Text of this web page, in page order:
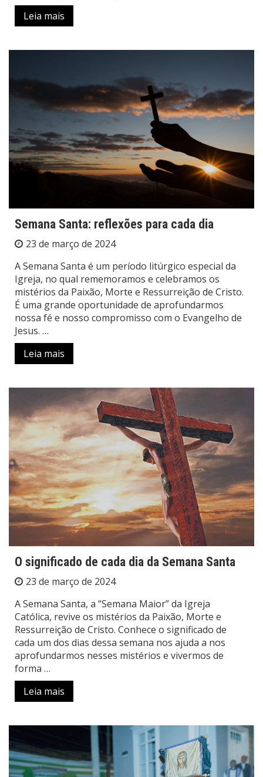
Leia mais
Semana Santa: reflexões para cada dia
23 de março de 2024
A Semana Santa é um período litúrgico especial da
Igreja, no qual rememoramos e celebramos os
mistérios da Paixão, Morte e Ressurreição de Cristo.
É uma grande oportunidade de aprofundarmos
nossa fé e nosso compromisso com o Evangelho de
Jesus. …
Leia mais
O significado de cada dia da Semana Santa
23 de março de 2024
A Semana Santa, a “Semana Maior” da Igreja
Católica, revive os mistérios da Paixão, Morte e
Ressurreição de Cristo. Conhece o significado de
cada um dos dias dessa semana nos ajuda a nos
aprofundarmos nesses mistérios e vivermos de
forma …
Leia mais